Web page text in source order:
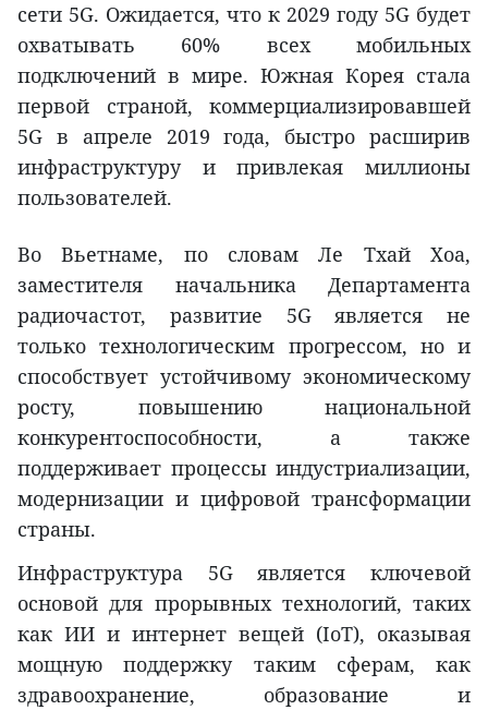
сети 5G. Ожидается, что к 2029 году 5G будет
охватывать 60% всех мобильных
подключений в мире. Южная Корея стала
первой страной, коммерциализировавшей
5G в апреле 2019 года, быстро расширив
инфраструктуру и привлекая миллионы
пользователей.
Во Вьетнаме, по словам Ле Тхай Хоа,
заместителя начальника Департамента
радиочастот, развитие 5G является не
только технологическим прогрессом, но и
способствует устойчивому экономическому
росту, повышению национальной
конкурентоспособности, а также
поддерживает процессы индустриализации,
модернизации и цифровой трансформации
страны.
Инфраструктура 5G является ключевой
основой для прорывных технологий, таких
как ИИ и интернет вещей (IoT), оказывая
мощную поддержку таким сферам, как
здравоохранение, образование и